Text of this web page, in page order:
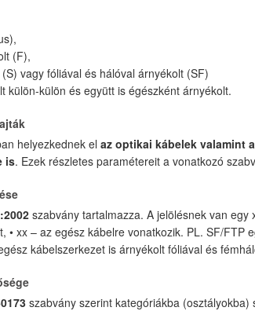
(F),
vagy fóliával és hálóval árnyékolt (SF)
külön-külön és együtt is égészként árnyékolt.
helyezkednek el az optikai kábelek valamint
is. Ezek részletes paramétereit a vonatkozó
szabvány tartalmazza. A jelölésnek van egy
• xx – az egész kábelre vonatkozik. PL. SF/FTP
kábelszerkezet is árnyékolt fóliával és
szabvány szerint kategóriákba (osztályokba)